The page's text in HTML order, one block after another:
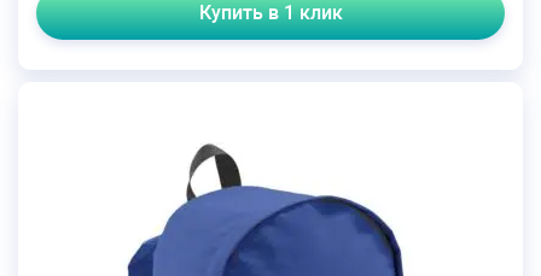
Купить в 1 клик